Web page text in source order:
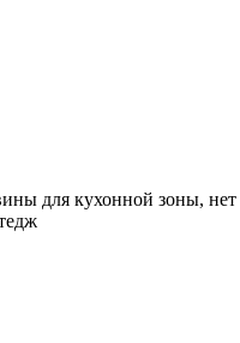
для кухонной зоны, нет